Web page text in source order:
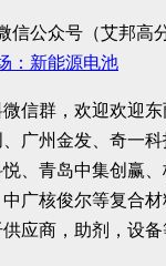
信公众号（艾邦高
：新能源电池
信群，欢迎欢迎东
广州金发、奇一科
、青岛中集创赢
广核俊尔等复合材
应商，助剂，设